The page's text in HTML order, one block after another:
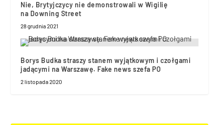
Nie, Brytyjczycy nie demonstrowali w Wigilię
na Downing Street
28 grudnia 2021
Borys Budka straszy stanem wyjątkowym i czołgami
jadącymi na Warszawę. Fake news szefa PO
2 listopada 2020